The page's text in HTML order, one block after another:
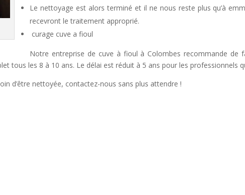
Le nettoyage est alors terminé et il ne nous reste plus qu’à
recevront le traitement approprié.
curage cuve a fioul
Notre entreprise de cuve à fioul à Colombes recommande
tous les 8 à 10 ans. Le délai est réduit à 5 ans pour les professionnels
d’être nettoyée, contactez-nous sans plus attendre !